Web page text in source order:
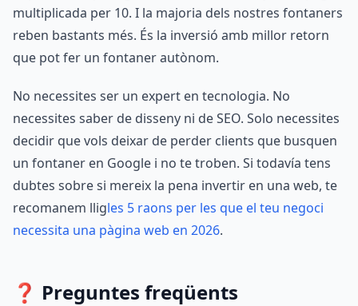
multiplicada per 10. I la majoria dels nostres fontaners
reben bastants més. És la inversió amb millor retorn
que pot fer un fontaner autònom.
No necessites ser un expert en tecnologia. No
necessites saber de disseny ni de SEO. Solo necessites
decidir que vols deixar de perder clients que busquen
un fontaner en Google i no te troben. Si todavía tens
dubtes sobre si mereix la pena invertir en una web, te
recomanem lligles 5 raons per les que el teu negoci
necessita una pàgina web en 2026.
❓ Preguntes freqüents